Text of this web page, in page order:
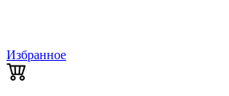
Избранное